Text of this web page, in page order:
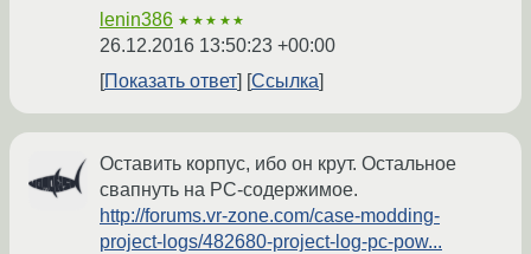
lenin386 ★★★★★
26.12.2016 13:50:23 +00:00
Показать ответ
Ссылка
Оставить корпус, ибо он крут. Остальное
свапнуть на PC-содержимое.
http://forums.vr-zone.com/case-modding-
project-logs/482680-project-log-pc-pow...